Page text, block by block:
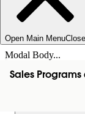
Open Main MenuClose
Modal Body...
Sales